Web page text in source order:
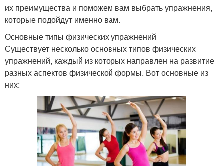
их преимущества и поможем вам выбрать упражнения,
которые подойдут именно вам.
Основные типы физических упражнений
Существует несколько основных типов физических
упражнений, каждый из которых направлен на развитие
разных аспектов физической формы. Вот основные из
них: